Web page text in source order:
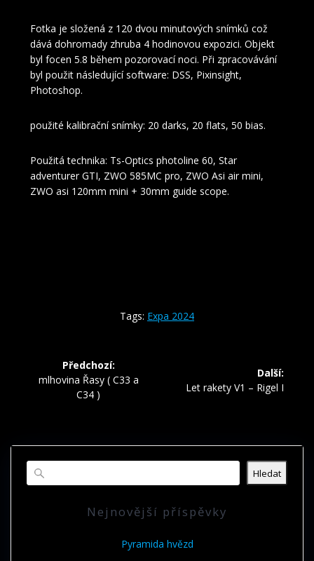
Fotka je složená z 120 dvou minutových snímků což
dává dohromady zhruba 4 hodinovou expozici. Objekt
byl focen 5.8 během pozorovací noci. Při zpracovávání
byl použit následující software: DSS, Pixinsight,
Photoshop.
použité kalibrační snímky: 20 darks, 20 flats, 50 bias.
Použitá technika: Ts-Optics photoline 60, Star
adventurer GTI, ZWO 585MC pro, ZWO Asi air mini,
ZWO asi 120mm mini + 30mm guide scope.
Tags: Expa 2024
Navigace
pro
Předchozí:
Předchozí
příspěvek:
mlhovina Řasy ( C33 a
C34 )
Další:
Další
Let rakety V1 – Rigel I
Hledat
Nejnovější příspěvky
Pyramida hvězd